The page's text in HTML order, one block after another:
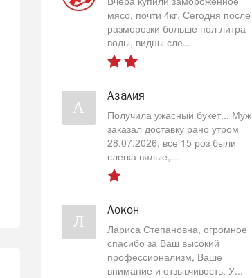
мясо, почти 4кг. Сегодня после
разморозки больше пол литра
воды, видны сле...
А
Азалия
Получила ужасный букет... Муж
заказал доставку рано утром
28.07.2026, все 15 роз были
слегка вялые,...
Л
Локон
Лариса Степановна, огромное
спасибо за Ваш высокий
профессионализм, Ваше
внимание и отзывчивость. У...